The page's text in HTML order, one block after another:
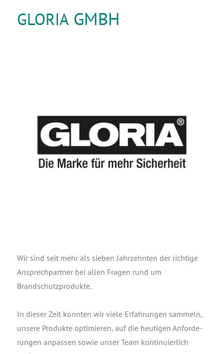
GLORIA GMBH
Wir sind seit mehr als sie­ben Jahr­zehn­ten der rich­ti­ge
Ansprech­part­ner bei allen Fra­gen rund um
Brandschutzprodukte.
In die­ser Zeit konn­ten wir vie­le Erfah­run­gen sam­meln,
unse­re Pro­duk­te opti­mie­ren, auf die heu­ti­gen Anfor­de­
run­gen anpas­sen sowie unser Team kon­ti­nu­ier­lich